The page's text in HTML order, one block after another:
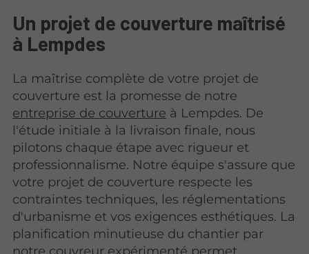
Un projet de couverture maîtrisé
à Lempdes
La maîtrise complète de votre projet de
couverture est la promesse de notre
entreprise de couverture à Lempdes. De
l'étude initiale à la livraison finale, nous
pilotons chaque étape avec rigueur et
professionnalisme. Notre équipe s'assure que
votre projet de couverture respecte les
contraintes techniques, les réglementations
d'urbanisme et vos exigences esthétiques. La
planification minutieuse du chantier par